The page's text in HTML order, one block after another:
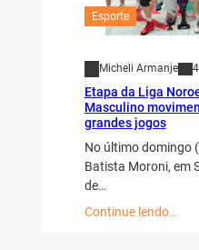
Esporte
Micheli Armanje
Etapa da Liga
Masculino
grandes jogos
No último domingo
Batista Moroni, em
de…
Continue lendo…